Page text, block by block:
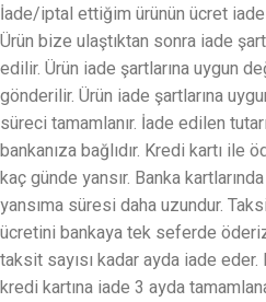
İade/iptal ettiğim ürünün ücret
Ürün bize ulaştıktan sonra iade
edilir. Ürün iade şartlarına uygun
gönderilir. Ürün iade şartlarına
süreci tamamlanır. İade edilen
bankanıza bağlıdır. Kredi kartı ile
kaç günde yansır. Banka
yansıma süresi daha uzundur.
ücretini bankaya tek seferde
taksit sayısı kadar ayda iade
kredi kartına iade 3 ayda